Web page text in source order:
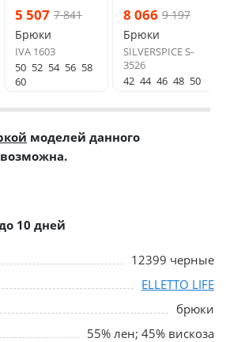
5 507 7 841
Брюки
IVA 1603
50 52 54 56 58
60
8 066 9 197
Брюки
SILVERSPICE S-
3526
42 44 46 48 50
моделей данного
10 дней
12399 черные
ELLETTO LIFE
брюки
55% лен; 45% вискоза